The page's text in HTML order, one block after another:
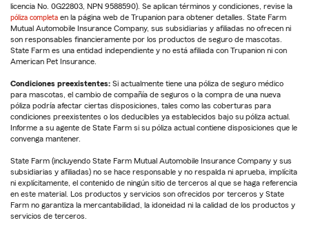
licencia No. 0G22803, NPN 9588590). Se aplican términos y condiciones, revise la
póliza completa en la página web de Trupanion para obtener detalles. State Farm
Mutual Automobile Insurance Company, sus subsidiarias y afiliadas no ofrecen ni
son responsables financieramente por los productos de seguro de mascotas.
State Farm es una entidad independiente y no está afiliada con Trupanion ni con
American Pet Insurance.
Condiciones preexistentes: Si actualmente tiene una póliza de seguro médico
para mascotas, el cambio de compañía de seguros o la compra de una nueva
póliza podría afectar ciertas disposiciones, tales como las coberturas para
condiciones preexistentes o los deducibles ya establecidos bajo su póliza actual.
Informe a su agente de State Farm si su póliza actual contiene disposiciones que le
convenga mantener.
State Farm (incluyendo State Farm Mutual Automobile Insurance Company y sus
subsidiarias y afiliadas) no se hace responsable y no respalda ni aprueba, implícita
ni explícitamente, el contenido de ningún sitio de terceros al que se haga referencia
en este material. Los productos y servicios son ofrecidos por terceros y State
Farm no garantiza la mercantabilidad, la idoneidad ni la calidad de los productos y
servicios de terceros.